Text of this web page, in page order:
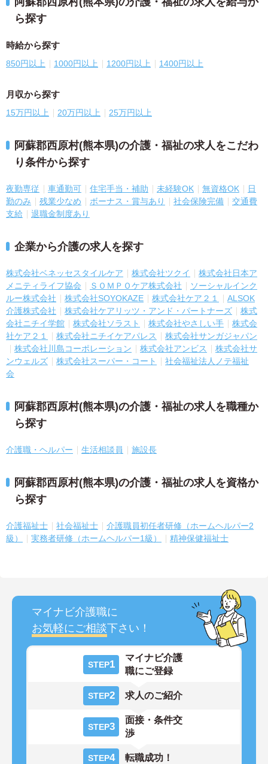
ら探す
時給から探す
850円以上 1000円以上 1200円以上 1400円以上
月収から探す
15万円以上 20万円以上 25万円以上
阿蘇郡西原村(熊本県)の介護・福祉の求人をこだわ
り条件から探す
夜勤専従 車通勤可 住宅手当・補助 未経験OK 無資格OK
日
勤のみ
残業少なめ ボーナス・賞与あり 社会保険完備
交通費
支給
退職金制度あり
企業から介護の求人を探す
株式会社ベネッセスタイルケア 株式会社ツクイ
株式会社日本ア
メニティライフ協会
ＳＯＭＰＯケア株式会社
ソーシャルインク
ルー株式会社
株式会社SOYOKAZE 株式会社ケア２１
ALSOK
介護株式会社
株式会社ケアリッツ・アンド・パートナーズ
株式
会社ニチイ学館
株式会社ソラスト 株式会社やさしい手
株式会
社ケア２１
株式会社ニチイケアパレス
株式会社サンガジャパン
株式会社川島コーポレーション
株式会社アンビス
株式会社サ
ンウェルズ
株式会社スーパー・コート
社会福祉法人ノテ福祉
会
阿蘇郡西原村(熊本県)の介護・福祉の求人を職種か
ら探す
介護職・ヘルパー 生活相談員 施設長
阿蘇郡西原村(熊本県)の介護・福祉の求人を資格か
ら探す
介護福祉士 社会福祉士
介護職員初任者研修（ホームヘルパー2
級）
実務者研修（ホームヘルパー1級） 精神保健福祉士
マイナビ介護職に
お気軽にご相談下さい！
STEP1
マイナビ介護
職にご登録
STEP2 求人のご紹介
STEP3
面接・条件交
渉
STEP4 転職成功！